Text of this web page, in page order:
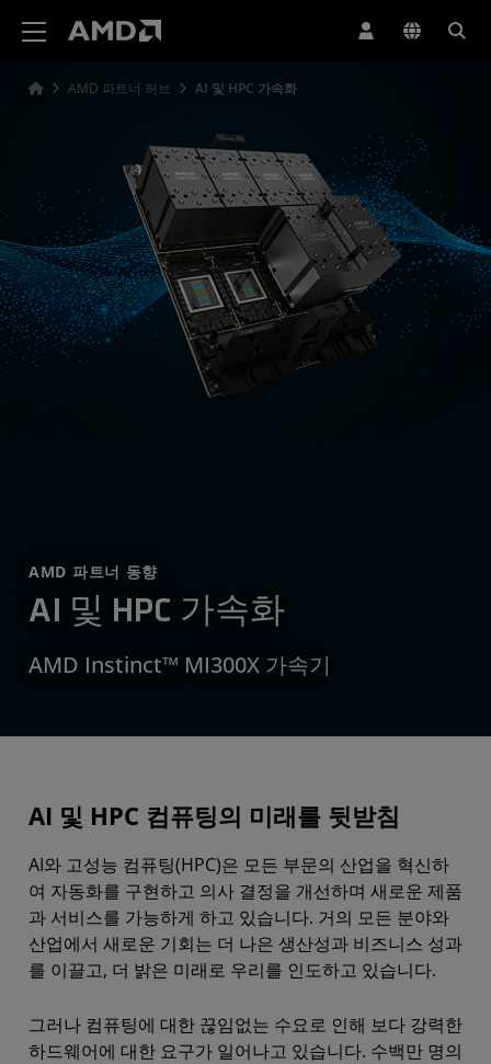
AMD 파트너 허브 AI 및 HPC 가속화
AMD 파트너 동향
AI 및 HPC 가속화
AMD Instinct™ MI300X 가속기
AI 및 HPC 컴퓨팅의 미래를 뒷받침
AI와 고성능 컴퓨팅(HPC)은 모든 부문의 산업을 혁신하
여 자동화를 구현하고 의사 결정을 개선하며 새로운 제품
과 서비스를 가능하게 하고 있습니다. 거의 모든 분야와
산업에서 새로운 기회는 더 나은 생산성과 비즈니스 성과
를 이끌고, 더 밝은 미래로 우리를 인도하고 있습니다.
그러나 컴퓨팅에 대한 끊임없는 수요로 인해 보다 강력한
하드웨어에 대한 요구가 일어나고 있습니다. 수백만 명의